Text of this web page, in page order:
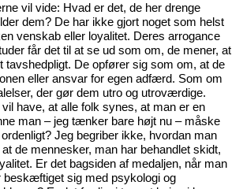
vil vide: Hvad er det, de her drenge
dem? De har ikke gjort noget som helst
venskab eller loyalitet. Deres arrogance
får det til at se ud som om, de mener, at
tavshedpligt. De opfører sig som om, at de
eller ansvar for egen adfærd. Som om
der gør dem utro og utroværdige.
have, at alle folk synes, at man er en
man – jeg tænker bare højt nu – måske
Jeg begriber ikke, hvordan man
de mennesker, man har behandlet skidt,
Er det bagsiden af medaljen, når man
beskæftiget sig med psykologi og